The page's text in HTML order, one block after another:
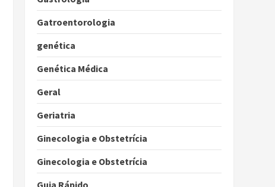
Gatroentorologia
genética
Genética Médica
Geral
Geriatria
Ginecologia e Obstetrícia
Ginecologia e Obstetrícia